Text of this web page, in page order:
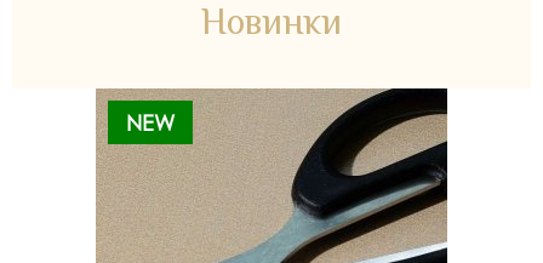
Новинки
NEW